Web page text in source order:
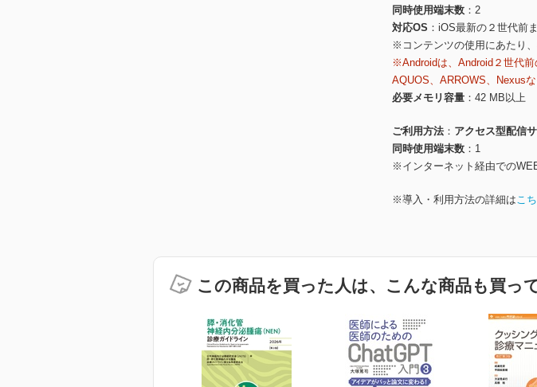
同時使用端末数
2
対応OS
iOS最新の２世代前
※コンテンツの使用にあたり
※Androidは、Android２世代前
AQUOS、ARROWS、Nexus
必要メモリ容量
42 MB以上
ご利用方法
アクセス型配信
同時使用端末数
1
※インターネット経由での
※導入・利用方法の詳細はこ
この商品を買った人は、こんな商品も買っ